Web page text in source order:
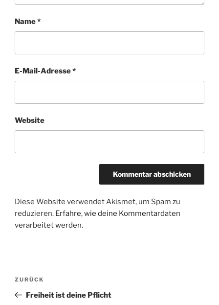
Name*
E-Mail-Adresse*
Website
Diese Website verwendet Akismet, um Spam zu
reduzieren. Erfahre, wie deine Kommentardaten
verarbeitet werden.
Beitragsnavigation
Vorheriger
Beitrag
ZURÜCK
Freiheit ist deine Pflicht